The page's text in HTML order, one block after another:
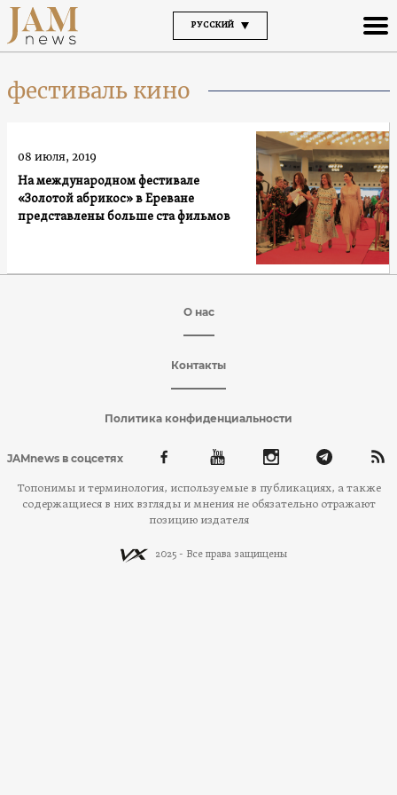
РУССКИЙ
фестиваль кино
На международном фестивале
«Золотой абрикос» в Ереване
представлены больше ста фильмов
08 июля, 2019
О нас
Контакты
Политика конфиденциальности
JAMnews в соцсетях
Топонимы и терминология, используемые в публикациях, а также
содержащиеся в них взгляды и мнения не обязательно отражают
позицию издателя
2025 - Все права защищены